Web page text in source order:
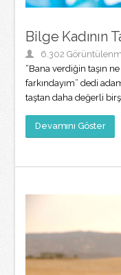
Bilge Kadının
6.302
“Bana verdiğin taşın
farkındayım” dedi
taştan daha değerli
Devamını Göster